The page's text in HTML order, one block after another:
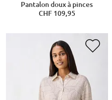
Pantalon doux à pinces
CHF 109,95